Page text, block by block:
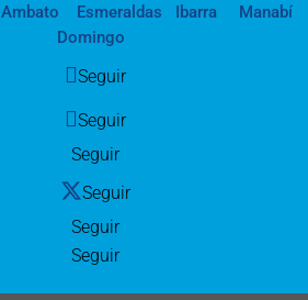
Ambato Esmeraldas Ibarra
Manabí
Domingo
Seguir
Seguir
Seguir
Seguir
Seguir
Seguir